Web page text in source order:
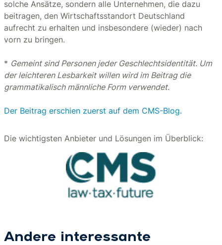
solche Ansätze, sondern alle Unternehmen, die dazu
beitragen, den Wirtschaftsstandort Deutschland
aufrecht zu erhalten und insbesondere (wieder) nach
vorn zu bringen.
* Gemeint sind Personen jeder Geschlechtsidentität. Um
der leichteren Lesbarkeit willen wird im Beitrag die
grammatikalisch männliche Form verwendet.
Der Beitrag erschien zuerst auf dem CMS-Blog.
Die wichtigsten Anbieter und Lösungen im Überblick:
Andere interessante